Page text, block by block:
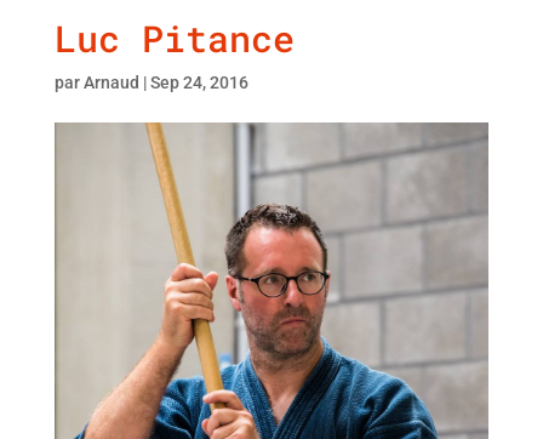
Luc Pitance
parArnaud |Sep 24, 2016